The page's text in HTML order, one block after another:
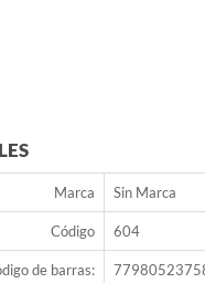
Marca Sin Marca
Código 604
de barras: